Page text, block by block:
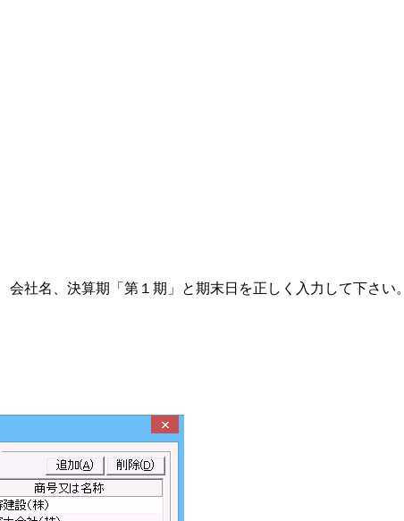
社名、決算期「第１期」と期末日を正しく入力して下さい。